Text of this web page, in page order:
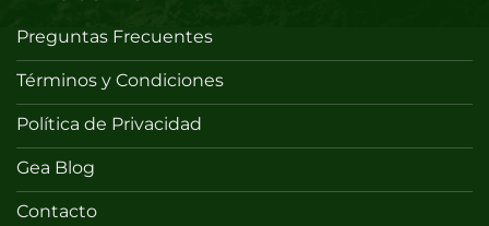
Preguntas Frecuentes
Términos y Condiciones
Política de Privacidad
Gea Blog
Contacto